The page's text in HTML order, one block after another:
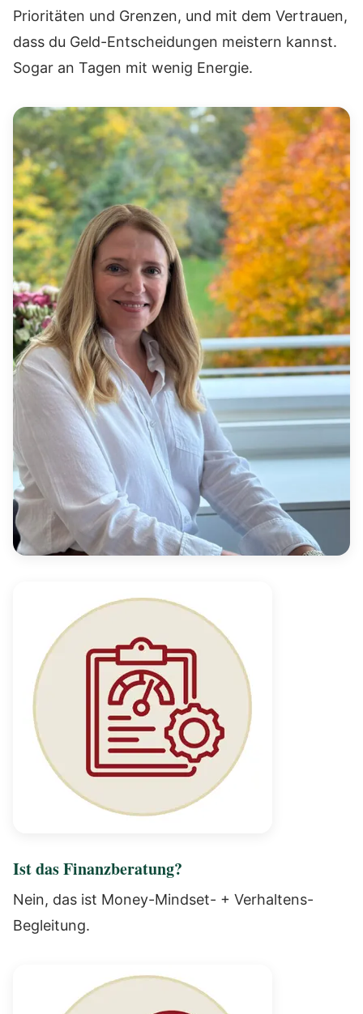
Prioritäten und Grenzen, und mit dem Vertrauen,
dass du Geld-Entscheidungen meistern kannst.
Sogar an Tagen mit wenig Energie.
Ist das Finanzberatung?
Nein, das ist Money-Mindset- + Verhaltens-
Begleitung.